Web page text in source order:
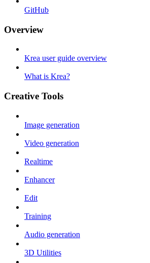
GitHub
Overview
Krea user guide overview
What is Krea?
Creative Tools
Image generation
Video generation
Realtime
Enhancer
Edit
Training
Audio generation
3D Utilities